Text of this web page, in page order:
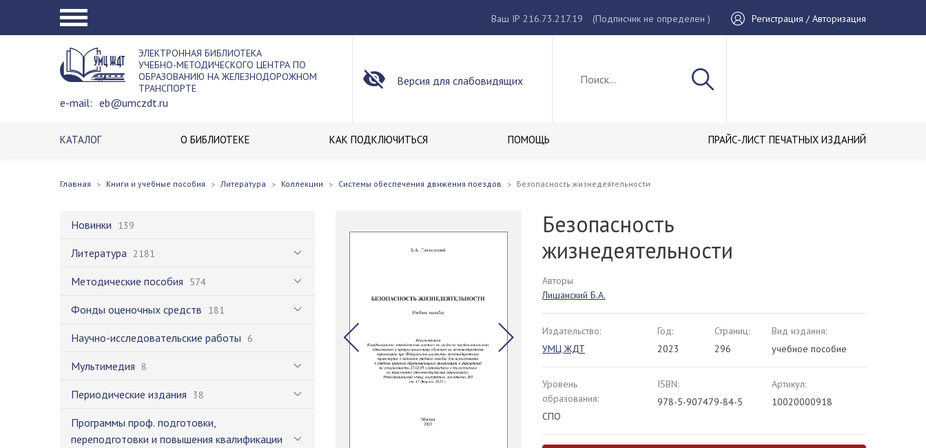
Ваш IP 216.73.217.19 (Подписчик не определен ) Регистрация / Авторизация
ЭЛЕКТРОННАЯ БИБЛИОТЕКА
УЧЕБНО-МЕТОДИЧЕСКОГО ЦЕНТРА ПО
ОБРАЗОВАНИЮ НА ЖЕЛЕЗНОДОРОЖНОМ
ТРАНСПОРТЕ
e-mail: eb@umczdt.ru
Версия для слабовидящих
КАТАЛОГ О БИБЛИОТЕКЕ КАК ПОДКЛЮЧИТЬСЯ ПОМОЩЬ ПРАЙС-ЛИСТ ПЕЧАТНЫХ ИЗДАНИЙ
Главная Книги и учебные пособия Литература Коллекции Системы обеспечения движения поездов Безопасность жизнедеятельности
Новинки 139
Литература 2181
Методические пособия 574
Фонды оценочных средств 181
Научно-исследовательские работы 6
Мультимедия 8
Периодические издания 38
Программы проф. подготовки,
переподготовки и повышения квалификации
Безопасность
жизнедеятельности
Авторы
Лишанский Б.А.
Издательство:
УМЦ ЖДТ
Год:
2023
Страниц:
296
Вид издания:
учебное пособие
Уровень
образования:
СПО
ISBN:
978-5-907479-84-5
Артикул:
10020000918